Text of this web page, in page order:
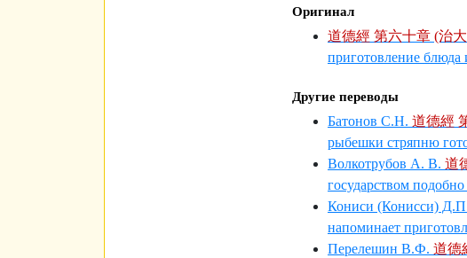
Оригинал
道德經 第六十章 (治
приготовление
Другие переводы
Батонов С.Н. 道德經
рыбешки стряпню
Волкотрубов А. В. 道
государством
Кониси (Конисси)
напоминает
Перелешин В.Ф. 道德